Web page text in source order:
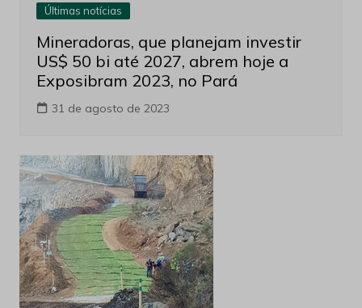
Últimas notícias
Mineradoras, que planejam investir
US$ 50 bi até 2027, abrem hoje a
Exposibram 2023, no Pará
31 de agosto de 2023